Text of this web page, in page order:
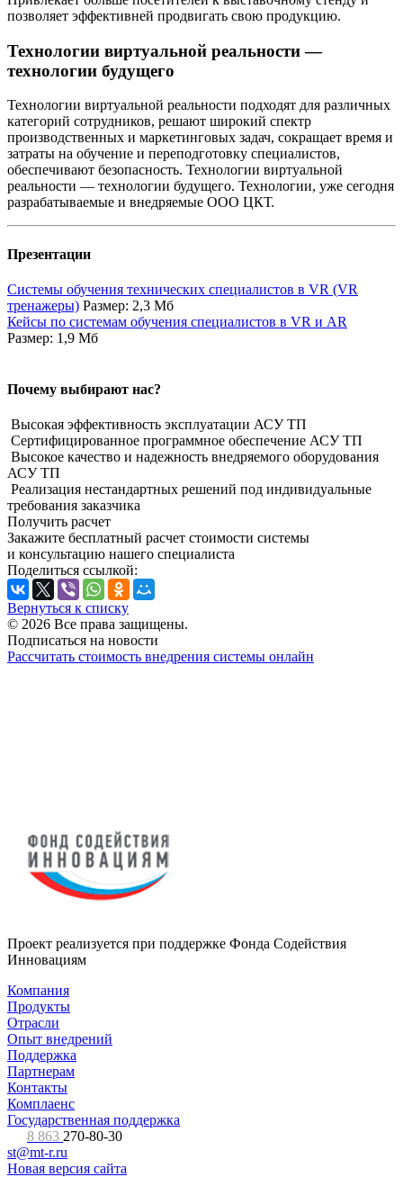
позволяет эффективней продвигать свою продукцию.
Технологии виртуальной реальности —
технологии будущего
Технологии виртуальной реальности подходят для различных
категорий сотрудников, решают широкий спектр
производственных и маркетинговых задач, сокращает время и
затраты на обучение и переподготовку специалистов,
обеспечивают безопасность. Технологии виртуальной
реальности — технологии будущего. Технологии, уже сегодня
разрабатываемые и внедряемые ООО ЦКТ.
Презентации
Системы обучения технических специалистов в VR (VR
тренажеры) Размер: 2,3 Мб
Кейсы по системам обучения специалистов в VR и AR
Размер: 1,9 Мб
Почему выбирают нас?
Высокая эффективность эксплуатации АСУ ТП
Сертифицированное программное обеспечение АСУ ТП
Высокое качество и надежность внедряемого оборудования
АСУ ТП
Реализация нестандартных решений под индивидуальные
требования заказчика
Получить расчет
Закажите бесплатный расчет стоимости системы
и консультацию нашего специалиста
Поделиться ссылкой:
Вернуться к списку
© 2026 Все права защищены.
Подписаться на новости
Рассчитать стоимость внедрения системы онлайн
Проект реализуется при поддержке Фонда Содействия
Инновациям
Компания
Продукты
Отрасли
Опыт внедрений
Поддержка
Партнерам
Контакты
Комплаенс
Государственная поддержка
8 863 270-80-30
st@mt-r.ru
Новая версия сайта